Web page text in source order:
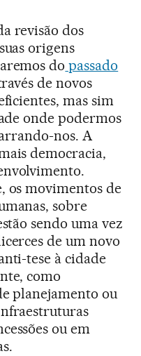
revisão dos
origens
do passado
de novos
mas sim
onde podermos
nos. A
democracia,
os movimentos de
sobre
sendo uma vez
de um novo
tese à cidade
como
planejamento ou
ou em